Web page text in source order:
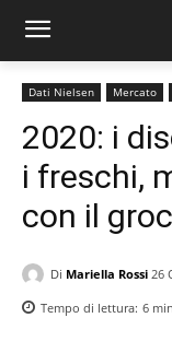
Dati Nielsen Mercato
2020: i
i freschi,
con il
Di Mariella Rossi 26
Tempo di lettura: 6